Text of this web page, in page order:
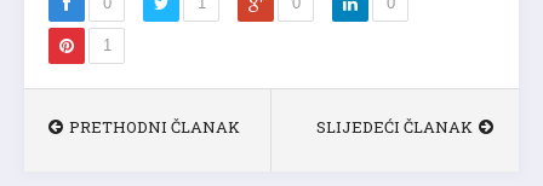
1
PRETHODNI ČLANAK SLIJEDEĆI ČLANAK